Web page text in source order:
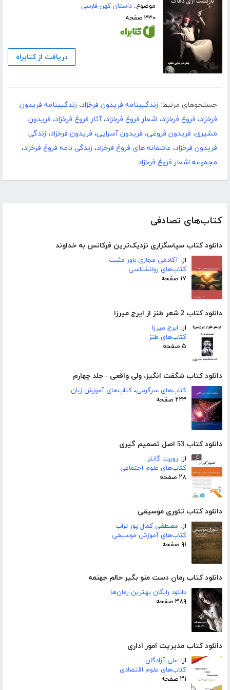
کتاب‌های تصادفی
دانلود کتاب سپاسگزاری نزدیک‌ترین فرکانس به خداوند
از: آکادمی مجازی باور مثبت
کتاب‌های روانشناسی
۱۷ صفحه
دانلود کتاب 2 شعر طنز از ایرج میرزا
از: ایرج میرزا
کتاب‌های طنز
۵ صفحه
دانلود کتاب شگفت انگیز، ولی واقعی - جلد چهارم
کتاب‌های سرگرمی، کتاب‌های آموزش زبان
۲۲۳ صفحه
دانلود کتاب 53 اصل تصمیم گیری
از: روبرت گانتر
کتاب‌های علوم اجتماعی
۲۸ صفحه
دانلود کتاب تئوری موسیقی
از: مصطفی کمال پور تراب
کتاب‌های آموزش موسیقی
۹۱ صفحه
دانلود کتاب رمان دست منو بگیر حالم جهنمه
دانلود رایگان بهترین رمان‌ها
۳۸۹ صفحه
دانلود کتاب مدیریت امور اداری
از: علی آزادگان
کتاب‌های علوم اقتصادی
۳۱ صفحه
موضوع:داستان کهن فارسی
۳۳۰ صفحه
دریافت از کتابراه
جستجوهای مرتبط: زندگیینامه فریدون فرخزاد، زندگیینامه فریدون
فرخزاد، فروغ فرخزاد، اشعار فروغ فرخزاد،آثار فروغ فرخزاد، فریدون
مشیری، فریدون فروغی، فریدون آسرایی، فریدون فرخزاد، زندگی
فریدون فرخزاد، عاشقانه های فروغ فرخزاد، زندگی نامه فروغ فرخزاد،
مجموعه اشعار فروغ فرخزاد